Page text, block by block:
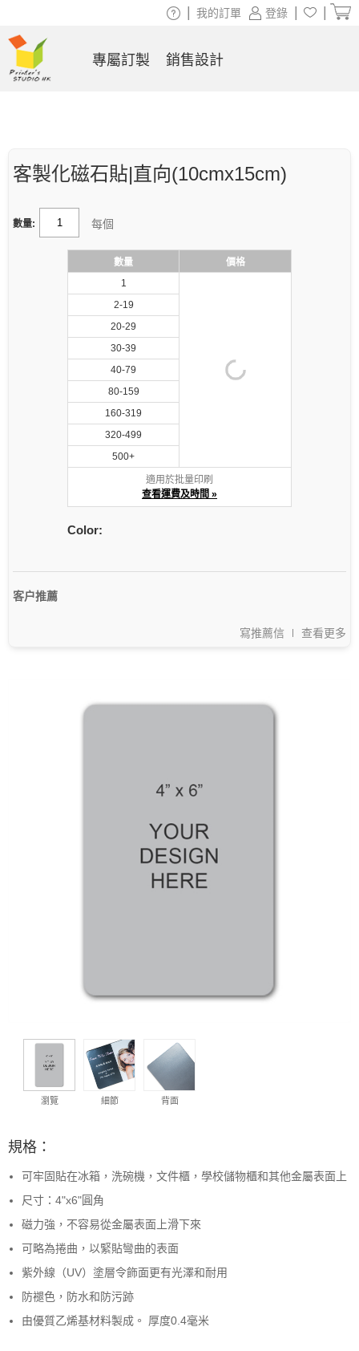
客製化磁石貼|直向(10cmx15cm)
數量: 每個
數量
價格
1
2-19
20-29
30-39
40-79
80-159
160-319
320-499
500+
適用於批量印刷
查看運費及時間 »
Color:
客户推薦
寫推薦信 查看更多
瀏覽 細節 背面
規格：
可牢固貼在冰箱，洗碗機，文件櫃，學校儲物櫃和其他金屬表面上
尺寸：4"x6"圓角
磁力強，不容易從金屬表面上滑下來
可略為捲曲，以緊貼彎曲的表面
紫外線（UV）塗層令飾面更有光澤和耐用
防褪色，防水和防污跡
由優質乙烯基材料製成。 厚度0.4毫米
登錄
我的訂單
專屬訂製 銷售設計